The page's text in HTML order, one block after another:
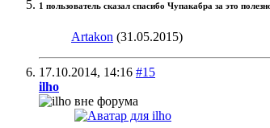
1 пользователь сказал cпасибо Чупакабра за это
Artakon (31.05.2015)
17.10.2014, 14:16 #15
ilho